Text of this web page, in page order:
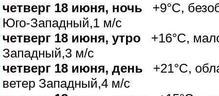
четверг 18 июня, ночь +9°C,
Юго-Западный,1 м/с
четверг 18 июня, утро +16°C,
Западный,3 м/с
четверг 18 июня, день +21°C,
етер Западный,4 м/с